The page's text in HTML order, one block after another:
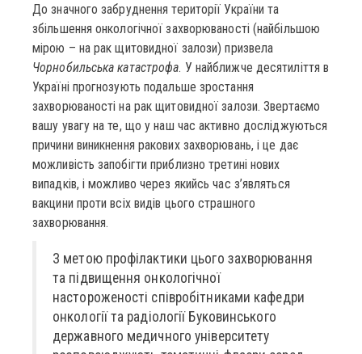
До значного забруднення території України та
збільшення онкологічної захворюваності (найбільшою
мірою – на рак щитовидної залози) призвела
Чорнобильська катастрофа. У найближче десятиліття в
Україні прогнозують подальше зростання
захворюваності на рак щитовидної залози. Звертаємо
вашу увагу на те, що у наш час активно досліджуються
причини виникнення ракових захворювань, і це дає
можливість запобігти приблизно третині нових
випадків, і можливо через якийсь час з’являться
вакцини проти всіх видів цього страшного
захворювання.
З метою профілактики цього захворювання
та підвищення онкологічної
настороженості співробітниками кафедри
онкології та радіології Буковинського
державного медичного університету